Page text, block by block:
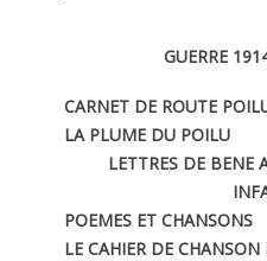
GUERRE
CARNET DE ROUTE
LA PLUME DU POILU
LETTRES DE BENE
POEMES ET CHANSONS
LE CAHIER DE